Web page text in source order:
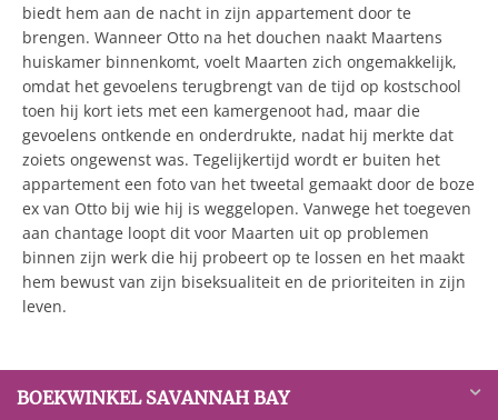
biedt hem aan de nacht in zijn appartement door te
brengen. Wanneer Otto na het douchen naakt Maartens
huiskamer binnenkomt, voelt Maarten zich ongemakkelijk,
omdat het gevoelens terugbrengt van de tijd op kostschool
toen hij kort iets met een kamergenoot had, maar die
gevoelens ontkende en onderdrukte, nadat hij merkte dat
zoiets ongewenst was. Tegelijkertijd wordt er buiten het
appartement een foto van het tweetal gemaakt door de boze
ex van Otto bij wie hij is weggelopen. Vanwege het toegeven
aan chantage loopt dit voor Maarten uit op problemen
binnen zijn werk die hij probeert op te lossen en het maakt
hem bewust van zijn biseksualiteit en de prioriteiten in zijn
leven.
BOEKWINKEL SAVANNAH BAY